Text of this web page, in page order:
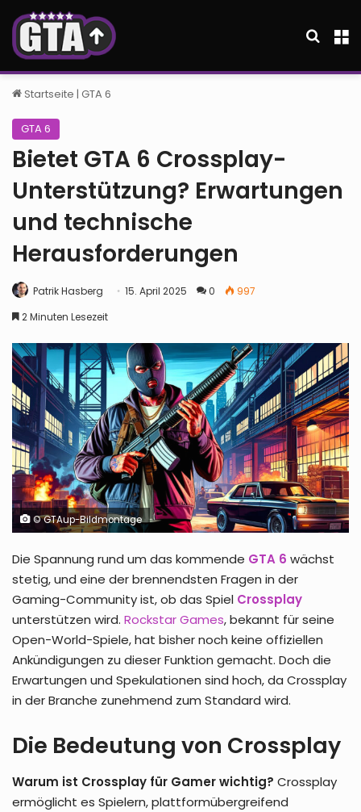
Startseite | GTA 6
GTA 6
Bietet GTA 6 Crossplay-
Unterstützung? Erwartungen
und technische
Herausforderungen
Patrik Hasberg 15. April 2025 0
997
2 Minuten Lesezeit
© GTAup-Bildmontage
Die Spannung rund um das kommende GTA 6 wächst
stetig, und eine der brennendsten Fragen in der
Gaming-Community ist, ob das Spiel Crossplay
unterstützen wird. Rockstar Games, bekannt für seine
Open-World-Spiele, hat bisher noch keine offiziellen
Ankündigungen zu dieser Funktion gemacht. Doch die
Erwartungen und Spekulationen sind hoch, da Crossplay
in der Branche zunehmend zum Standard wird.
Die Bedeutung von Crossplay
Warum ist Crossplay für Gamer wichtig? Crossplay
ermöglicht es Spielern, plattformübergreifend